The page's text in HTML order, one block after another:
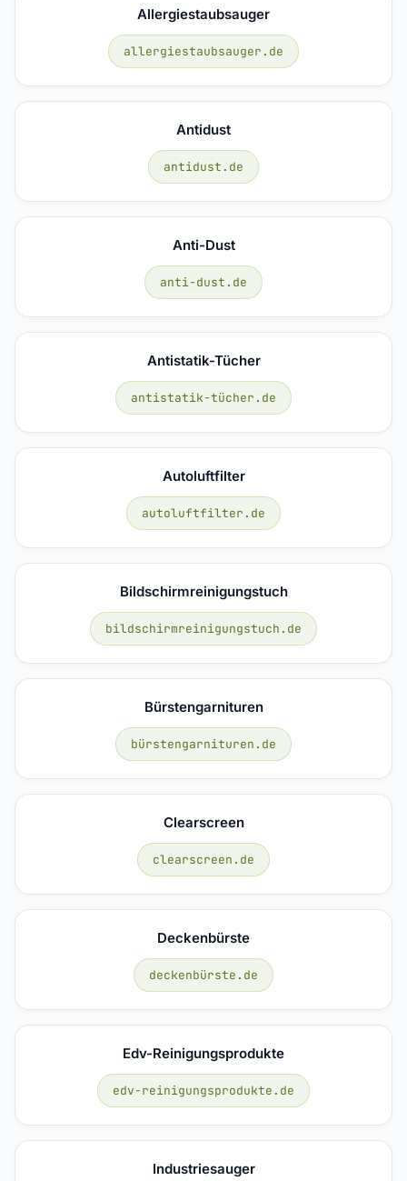
Allergiestaubsauger
allergiestaubsauger.de
Antidust
antidust.de
Anti-Dust
anti-dust.de
Antistatik-Tücher
antistatik-tücher.de
Autoluftfilter
autoluftfilter.de
Bildschirmreinigungstuch
bildschirmreinigungstuch.de
Bürstengarnituren
bürstengarnituren.de
Clearscreen
clearscreen.de
Deckenbürste
deckenbürste.de
Edv-Reinigungsprodukte
edv-reinigungsprodukte.de
Industriesauger